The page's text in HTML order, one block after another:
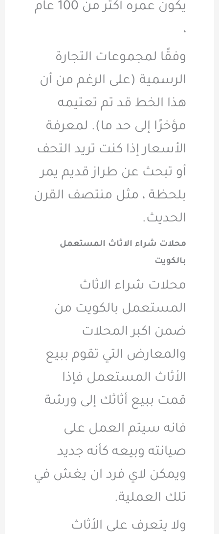
يكون عمره أكثر من 100 عام
،
وفقًا لمجموعات التجارة
الرسمية (على الرغم من أن
هذا الخط قد تم تعتيمه
مؤخرًا إلى حد ما). لمعرفة
الأسعار إذا كنت تريد التحف
أو تبحث عن طراز قديم يمر
بلحظة ، مثل منتصف القرن
الحديث.
محلات شراء الاثاث المستعمل
بالكويت
محلات شراء الاثاث
المستعمل بالكويت من
ضمن اكبر المحلات
والمعارض التي تقوم ببيع
الأثاث المستعمل فإذا
قمت ببيع أثاثك إلى ورشة
فانه سيتم العمل على
صيانته وبيعه كأنه جديد
ويمكن لاي فرد ان يغش في
تلك العملية.
ولا يتعرف على الأثاث